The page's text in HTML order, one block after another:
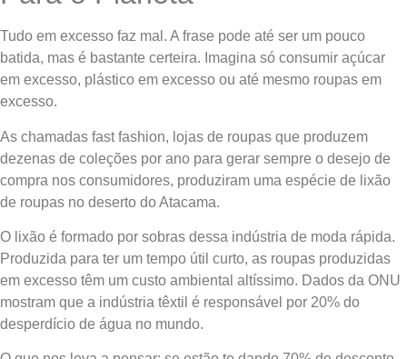
Tudo em excesso faz mal. A frase pode até ser um pouco
batida, mas é bastante certeira. Imagina só consumir açúcar
em excesso, plástico em excesso ou até mesmo roupas em
excesso.
As chamadas fast fashion, lojas de roupas que produzem
dezenas de coleções por ano para gerar sempre o desejo de
compra nos consumidores, produziram uma espécie de lixão
de roupas no deserto do Atacama.
O lixão é formado por sobras dessa indústria de moda rápida.
Produzida para ter um tempo útil curto, as roupas produzidas
em excesso têm um custo ambiental altíssimo. Dados da ONU
mostram que a indústria têxtil é responsável por 20% do
desperdício de água no mundo.